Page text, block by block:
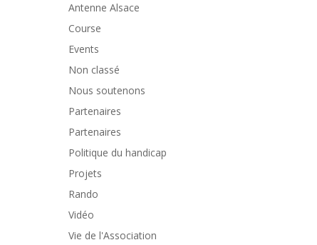
Antenne Alsace
Course
Events
Non classé
Nous soutenons
Partenaires
Partenaires
Politique du handicap
Projets
Rando
Vidéo
Vie de l'Association